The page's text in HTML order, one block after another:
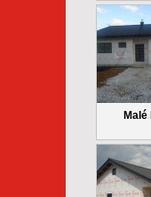
Malé